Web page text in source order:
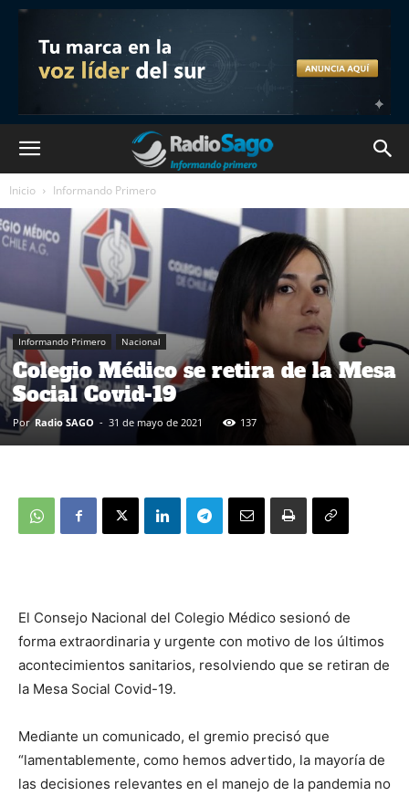
Inicio Informando Primero
Informando Primero Nacional
Colegio Médico se retira de la Mesa
Social Covid-19
Por Radio SAGO - 31 de mayo de 2021 137
El Consejo Nacional del Colegio Médico sesionó de
forma extraordinaria y urgente con motivo de los últimos
acontecimientos sanitarios, resolviendo que se retiran de
la Mesa Social Covid-19.
Mediante un comunicado, el gremio precisó que
“lamentablemente, como hemos advertido, la mayoría de
las decisiones relevantes en el manejo de la pandemia no